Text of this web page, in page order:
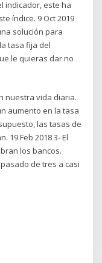
indicador, este ha
índice. 9 Oct 2019
solución para
tasa fija del
le quieras dar no
nuestra vida diaria.
aumento en la tasa
las tasas de
19 Feb 2018 3- El
los bancos.
de tres a casi